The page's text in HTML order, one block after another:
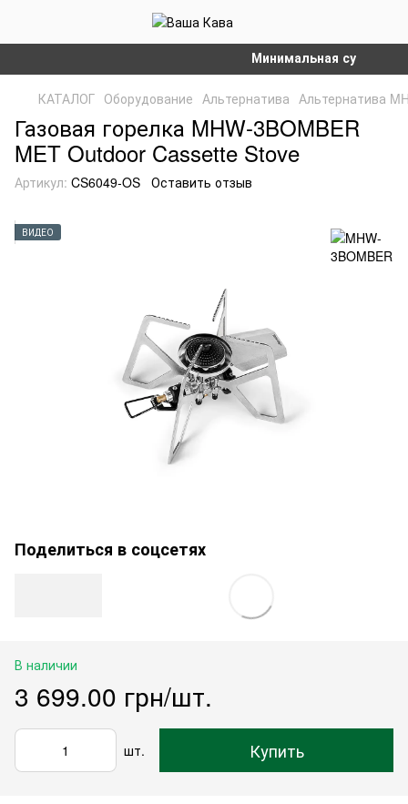
Минимальная сумма
КАТАЛОГ Оборудование Альтернатива Альтернатива
Газовая горелка MHW-3BOMBER
MET Outdoor Cassette Stove
Артикул: CS6049-OS Оставить отзыв
ВИДЕО
Поделиться в соцсетях
В наличии
3 699.00 грн/шт.
шт. Купить